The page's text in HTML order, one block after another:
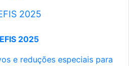
2025
2025
e reduções especiais para